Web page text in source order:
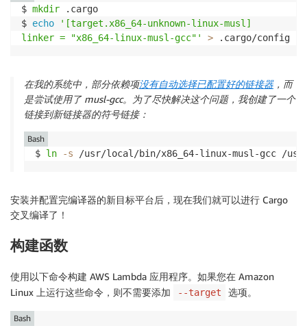
$ mkdir .cargo
$ echo
'[target.x86_64-unknown-linux-musl]
linker = "x86_64-linux-musl-gcc"'
> .cargo/config
在我的系统中，部分依赖项没有自动选择已配置好的链接器，而
是尝试使用了 musl-gcc。为了尽快解决这个问题，我创建了一个
链接到新链接器的符号链接：
$ ln -s /usr/local/bin/x86_64-linux-musl-gcc /
Bash
安装并配置完编译器的新目标平台后，现在我们就可以进行 Cargo
交叉编译了！
构建函数
使用以下命令构建 AWS Lambda 应用程序。如果您在 Amazon
Linux 上运行这些命令，则不需要添加
--target 选项。
Bash